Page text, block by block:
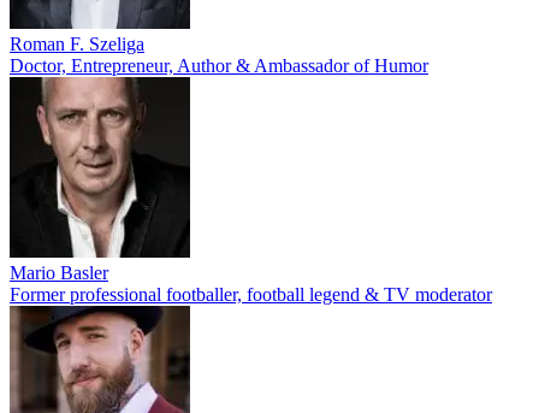
Roman F. Szeliga
Doctor, Entrepreneur, Author & Ambassador of Humor
Mario Basler
Former professional footballer, football legend & TV moderator